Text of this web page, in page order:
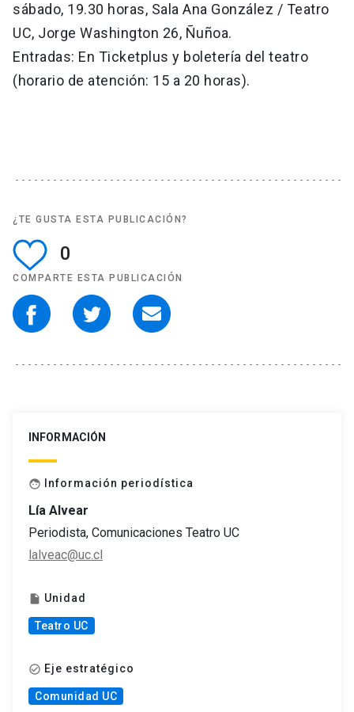
sábado, 19.30 horas, Sala Ana González / Teatro
UC, Jorge Washington 26, Ñuñoa.
Entradas: En Ticketplus y boletería del teatro
(horario de atención: 15 a 20 horas).
¿TE GUSTA ESTA PUBLICACIÓN?
0
COMPARTE ESTA PUBLICACIÓN
INFORMACIÓN
face Información periodística
Lía Alvear
Periodista, Comunicaciones Teatro UC
lalveac@uc.cl
insert_drive_file Unidad
Teatro UC
check_circle_outline Eje estratégico
Comunidad UC